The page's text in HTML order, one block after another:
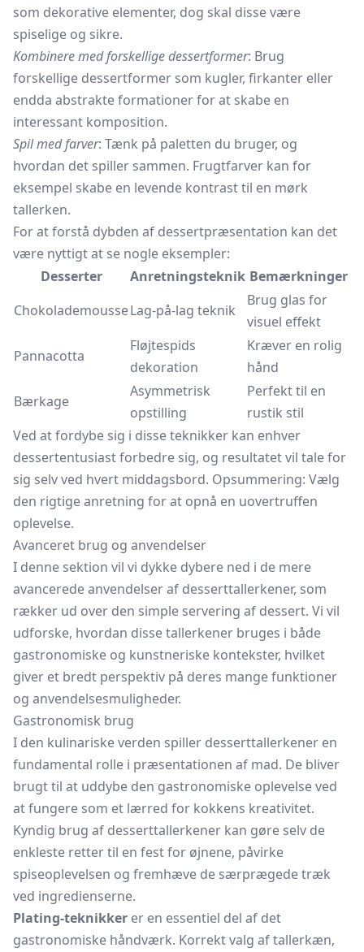
som dekorative elementer, dog skal disse være
spiselige og sikre.
Kombinere med forskellige dessertformer: Brug
forskellige dessertformer som kugler, firkanter eller
endda abstrakte formationer for at skabe en
interessant komposition.
Spil med farver: Tænk på paletten du bruger, og
hvordan det spiller sammen. Frugtfarver kan for
eksempel skabe en levende kontrast til en mørk
tallerken.
For at forstå dybden af dessertpræsentation kan det
være nyttigt at se nogle eksempler:
Desserter
Anretningsteknik Bemærkninger
ChokolademousseLag-på-lag teknik
Brug glas for
visuel effekt
Pannacotta
Fløjtespids
dekoration
Kræver en rolig
hånd
Bærkage
Asymmetrisk
opstilling
Perfekt til en
rustik stil
Ved at fordybe sig i disse teknikker kan enhver
dessertentusiast forbedre sig, og resultatet vil tale for
sig selv ved hvert middagsbord. Opsummering: Vælg
den rigtige anretning for at opnå en uovertruffen
oplevelse.
Avanceret brug og anvendelser
I denne sektion vil vi dykke dybere ned i de mere
avancerede anvendelser af desserttallerkener, som
rækker ud over den simple servering af dessert. Vi vil
udforske, hvordan disse tallerkener bruges i både
gastronomiske og kunstneriske kontekster, hvilket
giver et bredt perspektiv på deres mange funktioner
og anvendelsesmuligheder.
Gastronomisk brug
I den kulinariske verden spiller desserttallerkener en
fundamental rolle i præsentationen af mad. De bliver
brugt til at uddybe den gastronomiske oplevelse ved
at fungere som et lærred for kokkens kreativitet.
Kyndig brug af desserttallerkener kan gøre selv de
enkleste retter til en fest for øjnene, påvirke
spiseoplevelsen og fremhæve de særprægede træk
ved ingredienserne.
Plating-teknikker er en essentiel del af det
gastronomiske håndværk. Korrekt valg af tallerkæn,